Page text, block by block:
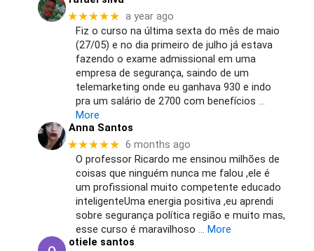
★★★★★ a year ago
Fiz o curso na última sexta do mês de maio
(27/05) e no dia primeiro de julho já estava
fazendo o exame admissional em uma
empresa de segurança, saindo de um
telemarketing onde eu ganhava 930 e indo
pra um salário de 2700 com benefícios …
More
Anna Santos
★★★★★ 6 months ago
O professor Ricardo me ensinou milhões de
coisas que ninguém nunca me falou ,ele é
um profissional muito competente educado
inteligenteUma energia positiva ,eu aprendi
sobre segurança política região e muito mas,
esse curso é maravilhoso
… More
otiele santos